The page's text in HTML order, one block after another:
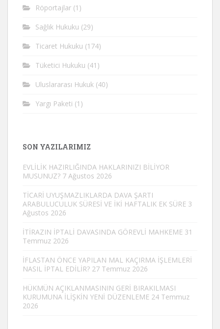
Röportajlar (1)
Sağlık Hukuku (29)
Ticaret Hukuku (174)
Tüketici Hukuku (41)
Uluslararası Hukuk (40)
Yargı Paketi (1)
SON YAZILARIMIZ
EVLİLİK HAZIRLIĞINDA HAKLARINIZI BİLİYOR
MUSUNUZ? 7 Ağustos 2026
TİCARİ UYUŞMAZLIKLARDA DAVA ŞARTI
ARABULUCULUK SÜRESİ VE İKİ HAFTALIK EK SÜRE 3
Ağustos 2026
İTİRAZIN İPTALİ DAVASINDA GÖREVLİ MAHKEME 31
Temmuz 2026
İFLASTAN ÖNCE YAPILAN MAL KAÇIRMA İŞLEMLERİ
NASIL İPTAL EDİLİR? 27 Temmuz 2026
HÜKMÜN AÇIKLANMASININ GERİ BIRAKILMASI
KURUMUNA İLİŞKİN YENİ DÜZENLEME 24 Temmuz
2026